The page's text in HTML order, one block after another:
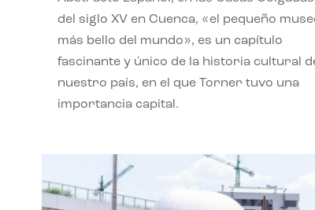
del siglo XV en Cuenca, «el pequeño
más bello del mundo», es un capítulo
fascinante y único de la historia cultural
nuestro país, en el que Torner tuvo una
importancia capital.